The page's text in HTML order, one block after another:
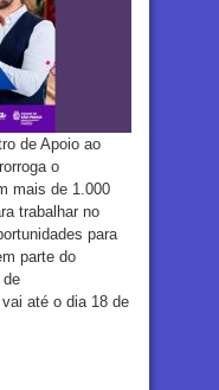
de Apoio ao
o
mais de 1.000
trabalhar no
para
parte do
de
até o dia 18 de